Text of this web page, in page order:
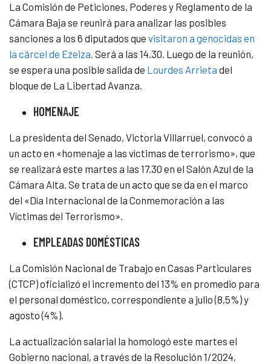
La Comisión de Peticiones, Poderes y Reglamento de la
Cámara Baja se reunirá para analizar las posibles
sanciones a los 6 diputados que visitaron a genocidas en
la cárcel de Ezeiza. Será a las 14.30. Luego de la reunión,
se espera una posible salida de Lourdes Arrieta del
bloque de La Libertad Avanza.
HOMENAJE
La presidenta del Senado, Victoria Villarruel, convocó a
un acto en «homenaje a las víctimas de terrorismo», que
se realizará este martes a las 17.30 en el Salón Azul de la
Cámara Alta. Se trata de un acto que se da en el marco
del «Día Internacional de la Conmemoración a las
Víctimas del Terrorismo».
EMPLEADAS DOMÉSTICAS
La Comisión Nacional de Trabajo en Casas Particulares
(CTCP) oficializó el incremento del 13% en promedio para
el personal doméstico, correspondiente a julio (8,5%) y
agosto (4%).
La actualización salarial la homologó este martes el
Gobierno nacional, a través de la Resolución 1/2024,